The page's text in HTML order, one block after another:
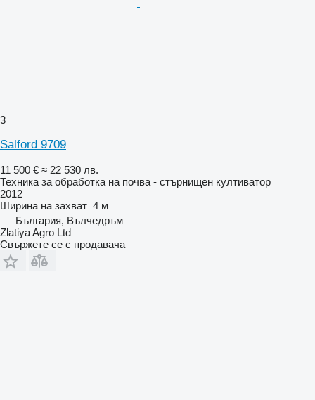
3
Salford 9709
11 500 € ≈ 22 530 лв.
Техника за обработка на почва - стърнищен култиватор
2012
Ширина на захват 4 м
България, Вълчедръм
Zlatiya Agro Ltd
Свържете се с продавача